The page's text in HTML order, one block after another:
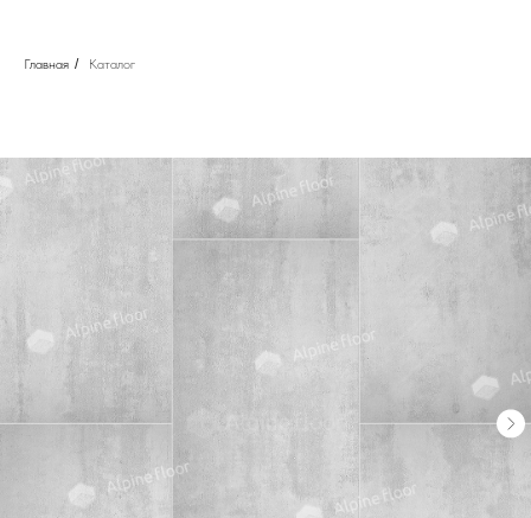
Главная / Каталог